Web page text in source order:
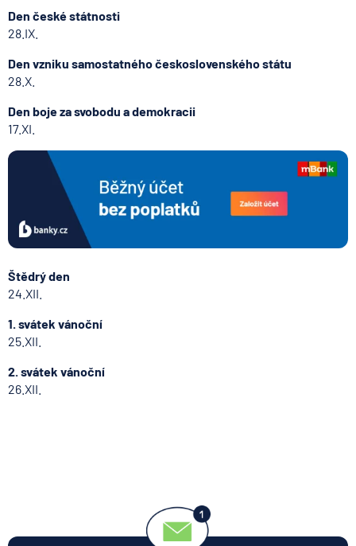
Den české státnosti
28.IX.
Den vzniku samostatného československého státu
28.X.
Den boje za svobodu a demokracii
17.XI.
Štědrý den
24.XII.
1. svátek vánoční
25.XII.
2. svátek vánoční
26.XII.